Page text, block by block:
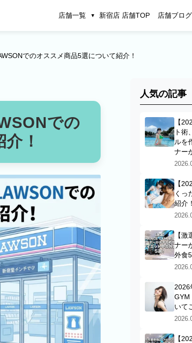
店舗一覧 新宿店 店舗TOP 店舗ブログ
でのオススメ商品5選について紹介！
での
！
人気の記事
【
ト術
ルを
ナー
【
くっ
紹介！
【
ナー
外食5
2026
GYM
いて
【